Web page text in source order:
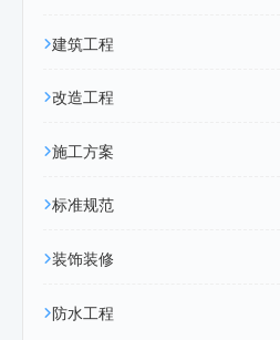
建筑工程
改造工程
施工方案
标准规范
装饰装修
防水工程